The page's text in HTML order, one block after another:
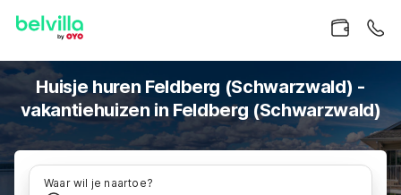
Huisje huren Feldberg (Schwarzwald) -
vakantiehuizen in Feldberg (Schwarzwald)
Waar wil je naartoe?